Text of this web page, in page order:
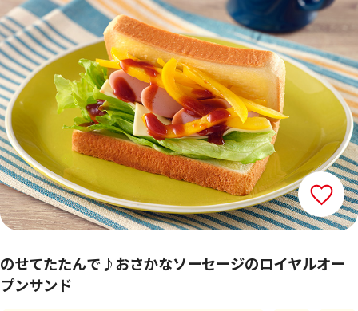
のせてたたんで♪おさかなソーセージのロイヤルオー
プンサンド